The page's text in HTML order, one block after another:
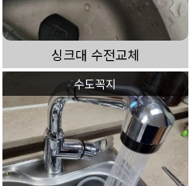
싱크대 수전교체
수도꼭지